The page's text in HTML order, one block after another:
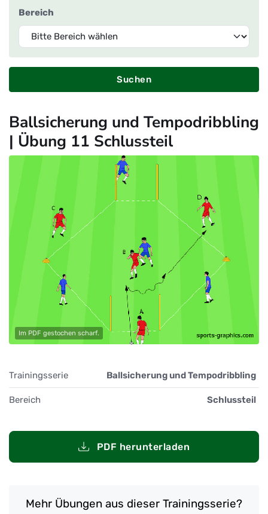
Bereich
Suchen
Ballsicherung und Tempodribbling
| Übung 11 Schlussteil
Im PDF gestochen scharf.
Trainingsserie Ballsicherung und Tempodribbling
Bereich Schlussteil
PDF herunterladen
Mehr Übungen aus dieser Trainingsserie?